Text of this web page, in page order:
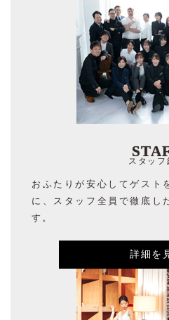
スタッフ
おふたりが安心してゲスト
に、スタッフ全員で徹底し
す。
詳細を